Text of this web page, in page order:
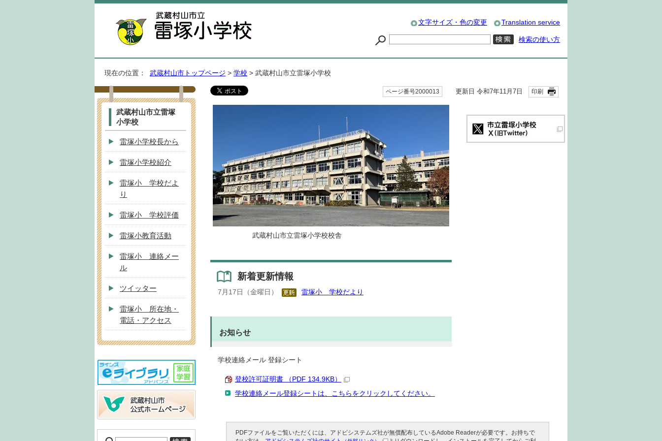
文字サイズ・色の変更 Translation service
検索の使い方
現在の位置： 武蔵村山市トップページ > 学校 > 武蔵村山市立雷塚小学校
ページ番号2000013 更新日 令和7年11月7日 印刷
武蔵村山市立雷塚小学校校舎
新着更新情報
7月17日（金曜日） 雷塚小 学校だより
お知らせ
学校連絡メール 登録シート
登校許可証明書 （PDF 134.9KB）
学校連絡メール登録シートは、こちらをクリックしてください。
PDFファイルをご覧いただくには、アドビシステムズ社が無償配布しているAdobe Readerが必要です。お持ちで
武蔵村山市立雷塚
小学校
雷塚小学校長から
雷塚小学校紹介
雷塚小 学校だよ
り
雷塚小 学校評価
雷塚小教育活動
雷塚小 連絡メー
ル
ツイッター
雷塚小 所在地・
電話・アクセス